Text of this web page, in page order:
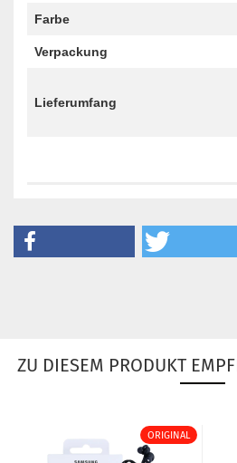
Farbe
Verpackung
Lieferumfang
ZU DIESEM PRODUKT
ORIGINAL